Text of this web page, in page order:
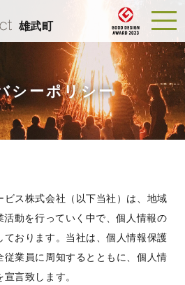
雄武町
シーポリシー
ス株式会社（以下当社）は、地域
動を行っていく中で、個人情報の
おります。当社は、個人情報保護
業員に周知するとともに、個人情
言致します。